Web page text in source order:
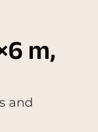
m,
and